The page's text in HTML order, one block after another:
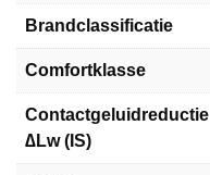
Brandclassificatie
Comfortklasse
Contactgeluidreductie
∆Lw (IS)